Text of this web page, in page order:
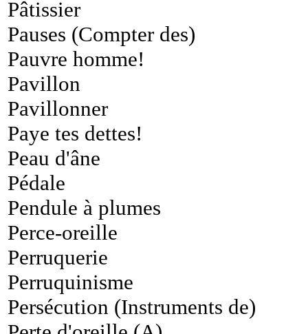
Pâtissier
Pauses (Compter des)
Pauvre homme!
Pavillon
Pavillonner
Paye tes dettes!
Peau d'âne
Pédale
Pendule à plumes
Perce-oreille
Perruquerie
Perruquinisme
Persécution (Instruments de)